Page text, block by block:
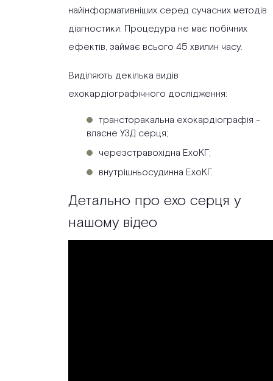
найінформативніших серед сучасних методів
діагностики. Процедура не має побічних
ефектів, займає всього 45 хвилин часу.
Виділяють декілька видів
ехокардіографічного дослідження:
трансторакальна ехокардіографія -
власне УЗД серця;
черезстравохідна ЕхоКГ;
внутрішньосудинна ЕхоКГ.
Детально про ехо серця у
нашому відео